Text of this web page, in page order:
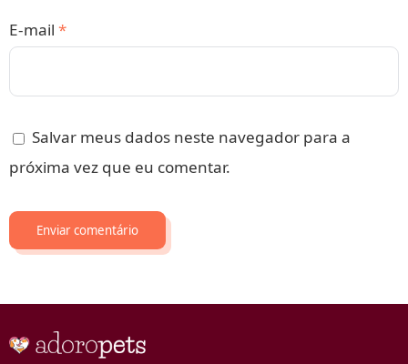
E-mail *
Salvar meus dados neste navegador para a
próxima vez que eu comentar.